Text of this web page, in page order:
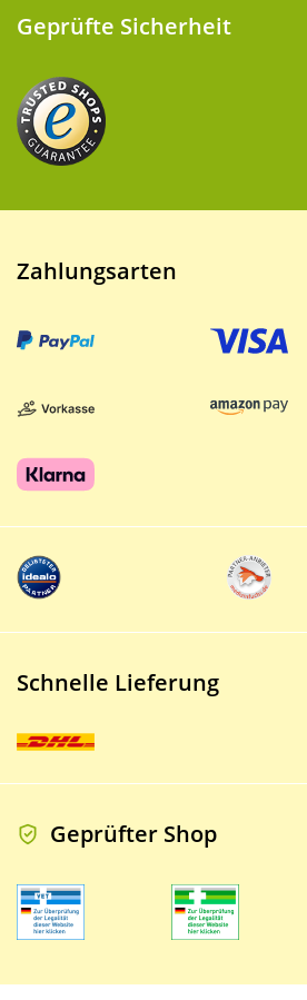
Geprüfte Sicherheit
Zahlungsarten
Schnelle Lieferung
Geprüfter Shop